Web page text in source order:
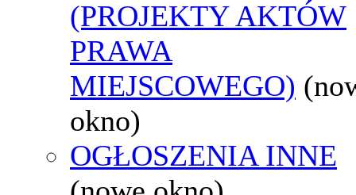
(PROJEKTY AKTÓW
PRAWA
MIEJSCOWEGO)
okno)
OGŁOSZENIA INNE